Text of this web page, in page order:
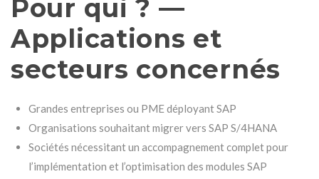
Pour qui ? —
Applications et
secteurs concernés
Grandes entreprises ou PME déployant SAP
Organisations souhaitant migrer vers SAP S/4HANA
Sociétés nécessitant un accompagnement complet pour
l’implémentation et l’optimisation des modules SAP